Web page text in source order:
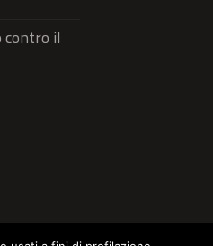
contro il